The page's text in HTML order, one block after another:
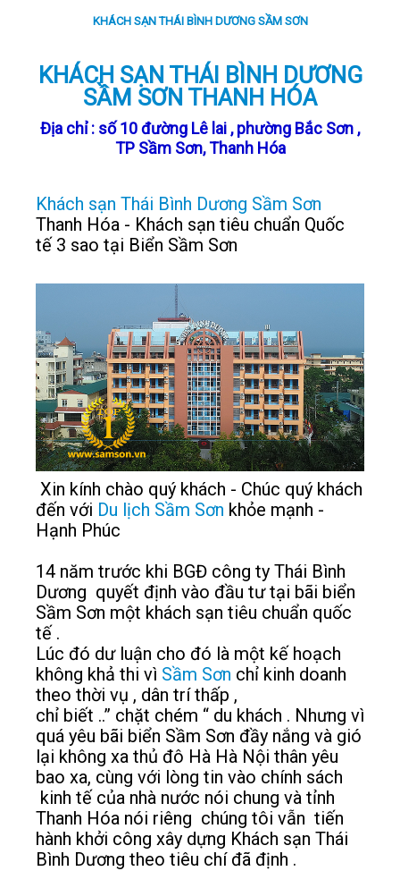
KHÁCH SẠN THÁI BÌNH DƯƠNG SẦM SƠN
KHÁCH SẠN THÁI BÌNH DƯƠNG
SẦM SƠN THANH HÓA
Địa chỉ : số 10 đường Lê lai , phường Bắc Sơn ,
TP Sầm Sơn, Thanh Hóa
Khách sạn Thái Bình Dương Sầm Sơn
Thanh Hóa - Khách sạn tiêu chuẩn Quốc
tế 3 sao tại Biển Sầm Sơn
Xin kính chào quý khách - Chúc quý khách
đến với Du lịch Sầm Sơn khỏe mạnh -
Hạnh Phúc
14 năm trước khi BGĐ công ty Thái Bình
Dương quyết định vào đầu tư tại bãi biển
Sầm Sơn một khách sạn tiêu chuẩn quốc
tế .
Lúc đó dư luận cho đó là một kế hoạch
không khả thi vì Sầm Sơn chỉ kinh doanh
theo thời vụ , dân trí thấp ,
chỉ biết ..” chặt chém “ du khách . Nhưng vì
quá yêu bãi biển Sầm Sơn đầy nắng và gió
lại không xa thủ đô Hà Hà Nội thân yêu
bao xa, cùng với lòng tin vào chính sách
kinh tế của nhà nước nói chung và tỉnh
Thanh Hóa nói riêng chúng tôi vẫn tiến
hành khởi công xây dựng Khách sạn Thái
Bình Dương theo tiêu chí đã định .